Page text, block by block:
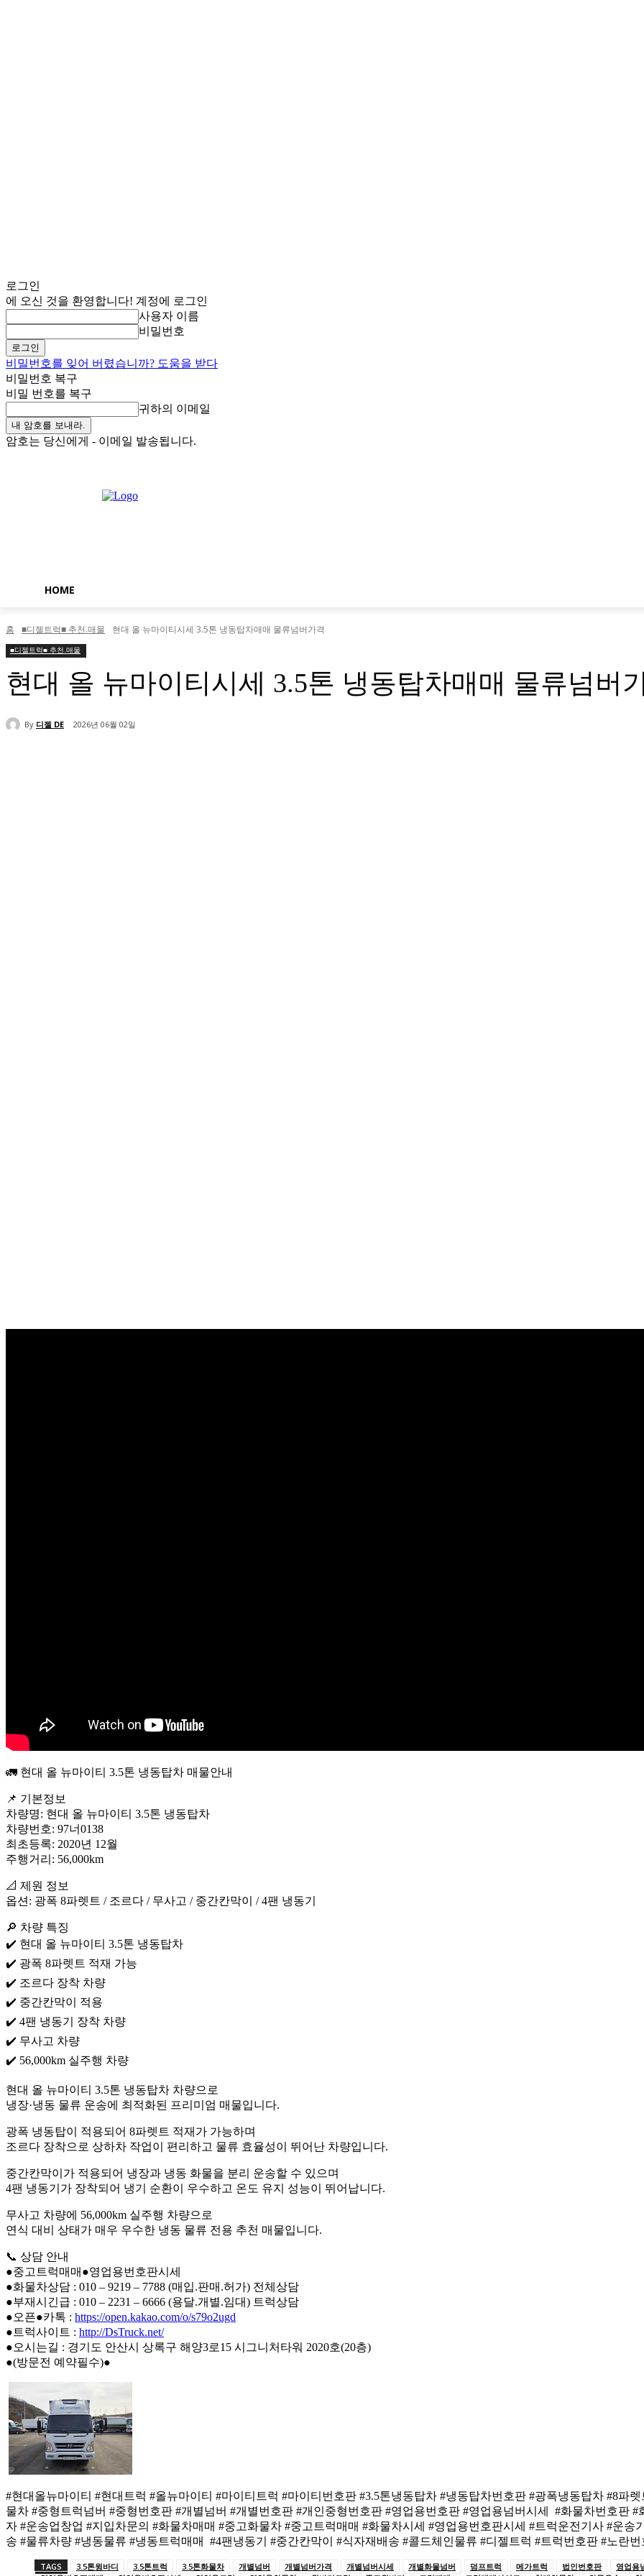
로그인
에 오신 것을 환영합니다! 계정에 로그인
사용자 이름
비밀번호
비밀번호를 잊어 버렸습니까? 도움을 받다
비밀번호 복구
비밀 번호를 복구
귀하의 이메일
암호는 당신에게 - 이메일 발송됩니다.
HOME
홈 ■디젤트럭■ 추천.매물 현대 올 뉴마이티시세 3.5톤 냉동탑차매매 물류넘버가격
■디젤트럭■ 추천.매물
현대 올 뉴마이티시세 3.5톤 냉동탑차매매 물류넘버
By 디젤 DE 2026년 06월 02일
🚛 현대 올 뉴마이티 3.5톤 냉동탑차 매물안내
📌 기본정보
차량명: 현대 올 뉴마이티 3.5톤 냉동탑차
차량번호: 97너0138
최초등록: 2020년 12월
주행거리: 56,000km
📐 제원 정보
옵션: 광폭 8파렛트 / 조르다 / 무사고 / 중간칸막이 / 4팬 냉동기
🔎 차량 특징
✔️ 현대 올 뉴마이티 3.5톤 냉동탑차
✔️ 광폭 8파렛트 적재 가능
✔️ 조르다 장착 차량
✔️ 중간칸막이 적용
✔️ 4팬 냉동기 장착 차량
✔️ 무사고 차량
✔️ 56,000km 실주행 차량
현대 올 뉴마이티 3.5톤 냉동탑차 차량으로
냉장·냉동 물류 운송에 최적화된 프리미엄 매물입니다.
광폭 냉동탑이 적용되어 8파렛트 적재가 가능하며
조르다 장착으로 상하차 작업이 편리하고 물류 효율성이 뛰어난 차량입니다.
중간칸막이가 적용되어 냉장과 냉동 화물을 분리 운송할 수 있으며
4팬 냉동기가 장착되어 냉기 순환이 우수하고 온도 유지 성능이 뛰어납니다.
무사고 차량에 56,000km 실주행 차량으로
연식 대비 상태가 매우 우수한 냉동 물류 전용 추천 매물입니다.
📞 상담 안내
●중고트럭매매●영업용번호판시세
●화물차상담 : 010 – 9219 – 7788 (매입.판매.허가) 전체상담
●부재시긴급 : 010 – 2231 – 6666 (용달.개별.임대) 트럭상담
●오픈●카톡 : https://open.kakao.com/o/s79o2ugd
●트럭사이트 : http://DsTruck.net/
●오시는길 : 경기도 안산시 상록구 해양3로15 시그니처타워 2020호(20층)
●(방문전 예약필수)●
#현대올뉴마이티 #현대트럭 #올뉴마이티 #마이티트럭 #마이티번호판 #3.5톤냉동탑차 #냉동탑차번호판 #광폭냉동탑차 #8파
물차 #중형트럭넘버 #중형번호판 #개별넘버 #개별번호판 #개인중형번호판 #영업용번호판 #영업용넘버시세 #화물차번호판
자 #운송업창업 #지입차문의 #화물차매매 #중고화물차 #중고트럭매매 #화물차시세 #영업용번호판시세 #트럭운전기사 #운
송 #물류차량 #냉동물류 #냉동트럭매매 #4팬냉동기 #중간칸막이 #식자재배송 #콜드체인물류 #디젤트럭 #트럭번호판 #노란번
TAGS 3.5톤윙바디 3.5톤트럭 3.5톤화물차 개별넘버 개별넘버가격 개별넘버시세 개별화물넘버 덤프트럭 메가트럭 법인번호판 영업용